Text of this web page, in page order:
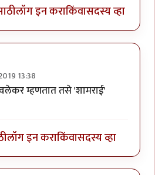
लॉग इन कराकिंवासदस्य व्हा
13:38
म्हणतात तसे 'शामराई'
लॉग इन कराकिंवासदस्य व्हा